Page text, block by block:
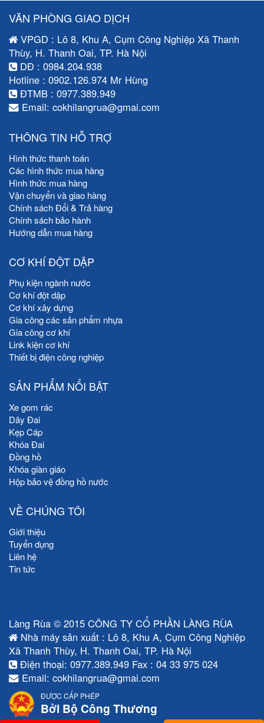
VĂN PHÒNG GIAO DỊCH
VPGD : Lô 8, Khu A, Cụm Công Nghiệp Xã Thanh
Thùy, H. Thanh Oai, TP. Hà Nội
DĐ : 0984.204.938
Hotline : 0902.126.974 Mr Hùng
ĐTMB : 0977.389.949
Email: cokhilangrua@gmai.com
THÔNG TIN HỖ TRỢ
Hình thức thanh toán
Các hình thức mua hàng
Hình thức mua hàng
Vận chuyển và giao hàng
Chính sách Đổi & Trả hàng
Chính sách bảo hành
Hướng dẫn mua hàng
CƠ KHÍ ĐỘT DẬP
Phụ kiện ngành nước
Cơ khí đột dập
Cơ khí xây dựng
Gia công các sản phẩm nhựa
Gia công cơ khí
Link kiện cơ khí
Thiết bị điện công nghiệp
SẢN PHẨM NỔI BẬT
Xe gom rác
Dây Đai
Kẹp Cáp
Khóa Đai
Đồng hồ
Khóa giàn giáo
Hộp bảo vệ đồng hồ nước
VỀ CHÚNG TÔI
Giới thiệu
Tuyển dụng
Liên hệ
Tin tức
Làng Rùa © 2015 CÔNG TY CỔ PHẦN LÀNG RÙA
Nhà máy sản xuất : Lô 8, Khu A, Cụm Công Nghiệp
Xã Thanh Thùy, H. Thanh Oai, TP. Hà Nội
Điện thoại: 0977.389.949 Fax : 04 33 975 024
Email: cokhilangrua@gmai.com
ĐƯỢC CẤP PHÉP
Bởi Bộ Công Thương